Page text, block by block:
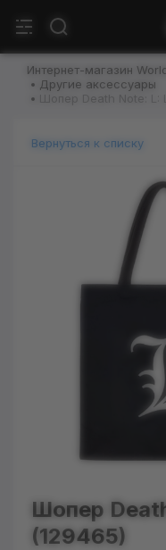
Интернет-магазин
Другие аксессуары
Шопер Death Note: L:
Вернуться к списку
Шопер
(129465)